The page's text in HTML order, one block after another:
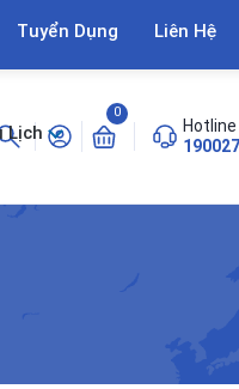
Tuyển Dụng Liên Hệ
Lịch
0
Hotline